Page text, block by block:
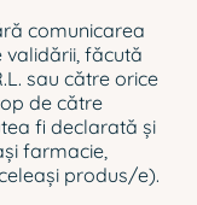
comunicarea
validării, făcută
sau către orice
de către
fi declarată şi
farmacie,
produs/e).